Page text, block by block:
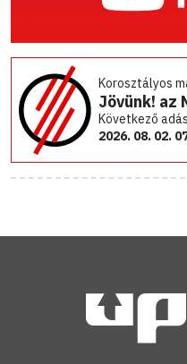
Korosztályos
Jövünk! az
Következő
2026. 08. 02.